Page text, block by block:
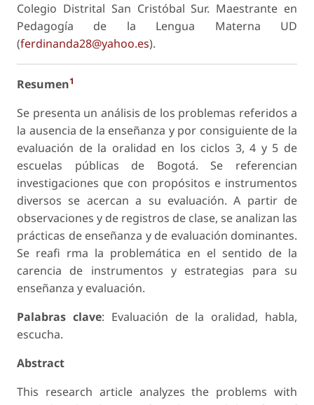
Colegio Distrital San Cristóbal Sur. Maestrante en
Pedagogía de la Lengua Materna UD
(ferdinanda28@yahoo.es).
Resumen1
Se presenta un análisis de los problemas referidos a
la ausencia de la enseñanza y por consiguiente de la
evaluación de la oralidad en los ciclos 3, 4 y 5 de
escuelas públicas de Bogotá. Se referencian
investigaciones que con propósitos e instrumentos
diversos se acercan a su evaluación. A partir de
observaciones y de registros de clase, se analizan las
prácticas de enseñanza y de evaluación dominantes.
Se reafi rma la problemática en el sentido de la
carencia de instrumentos y estrategias para su
enseñanza y evaluación.
Palabras clave: Evaluación de la oralidad, habla,
escucha.
Abstract
This research article analyzes the problems with